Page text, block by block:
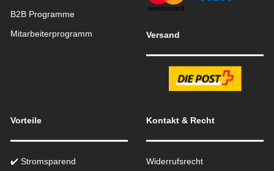
B2B Programme
Mitarbeiterprogramm
Versand
Vorteile
✔️ Stromsparend
Kontakt & Recht
Widerrufsrecht